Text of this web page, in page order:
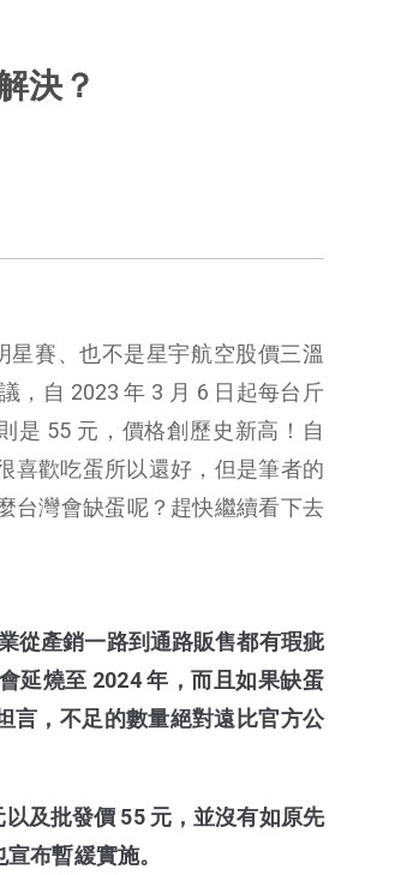
決？
星賽、也不是星宇航空股價三溫
，自 2023 年 3 月 6 日起每台斤
是 55 元，價格創歷史新高！自
喜歡吃蛋所以還好，但是筆者的
台灣會缺蛋呢？趕快繼續看下去
從產銷一路到通路販售都有瑕疵
延燒至 2024 年，而且如果缺蛋
言，不足的數量絕對遠比官方公
及批發價 55 元，並沒有如原先
布暫緩實施。